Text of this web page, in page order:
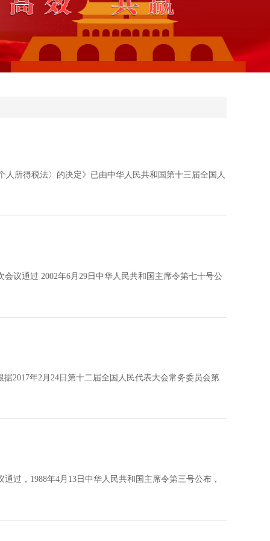
所得税法〉的决定》已由中华人民共和国第十三届全国人
议通过 2002年6月29日中华人民共和国主席令第七十号公
2017年2月24日第十二届全国人民代表大会常务委员会第
过，1988年4月13日中华人民共和国主席令第三号公布，